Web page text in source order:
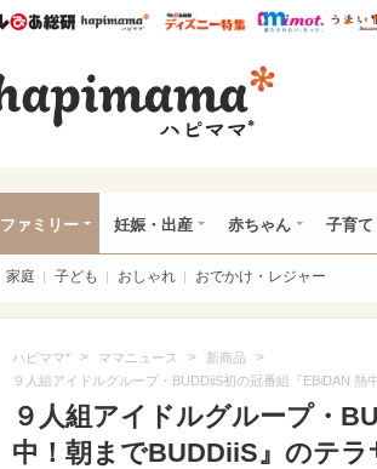
ウレぴあ総研ハピママ* ウレぴあ総研
ファミリー 妊娠・出産 赤ちゃん 子育て
家庭 子ども おしゃれ おでかけ・レジャー
ハピママ* > ママニュース > 新商品 >
９人組アイドルグループ・BUDDiiS初の冠番組『EBiDAN
９人組アイドルグループ・
中！朝までBUDDiiS』のテラ